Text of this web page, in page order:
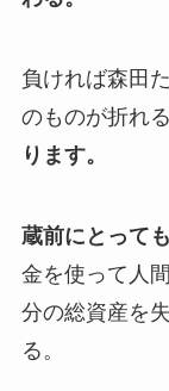
負ければ森田
のものが折れ
ります。
蔵前にとって
金を使って人
分の総資産を
る。